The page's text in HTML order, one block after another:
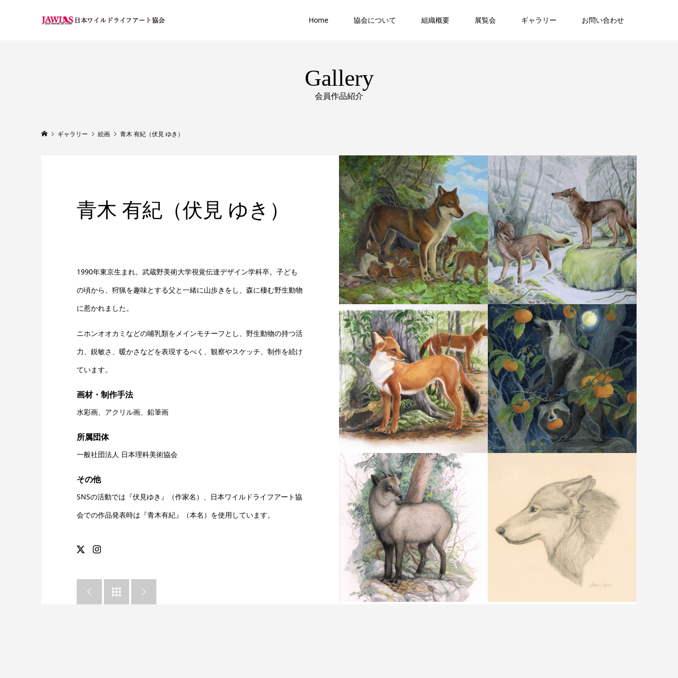
Home 協会について 組織概要 展覧会 ギャラリー お問い合わせ
Gallery
会員作品紹介
ギャラリー 絵画 青木 有紀（伏見 ゆき）
巣穴（ニホンオオカミ） 霧の森（ニホンオオカミ）
密林の群れ（ドール）
青木 有紀（伏見 ゆき）
1990年東京生まれ。武蔵野美術大学視覚伝達デザイン学科卒。子ども
の頃から、狩猟を趣味とする父と一緒に山歩きをし、森に棲む野生動物
に惹かれました。
ニホンオオカミなどの哺乳類をメインモチーフとし、野生動物の持つ活
力、鋭敏さ、暖かさなどを表現するべく、観察やスケッチ、制作を続け
ています。
画材・制作手法
水彩画、アクリル画、鉛筆画
所属団体
一般社団法人 日本理科美術協会
その他
SNSの活動では『伏見ゆき』（作家名）、日本ワイルドライフアート協
会での作品発表時は『青木有紀』（本名）を使用しています。
  